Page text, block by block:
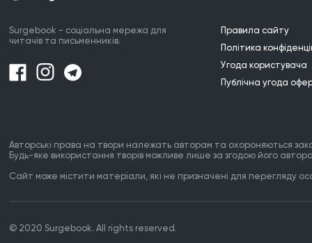
Surgebook - соціальна мережа для
читачів та письменників.
Правила сайту
Політика
Угода користувача
Публічна угода
Авторські права на твори належать авторам та охороняються
Будь-яке використання творів можливе лише за згодою його
Сайт може містити матеріали, які не призначені для перегляду
© 2020 Surgebook. All rights reserved.